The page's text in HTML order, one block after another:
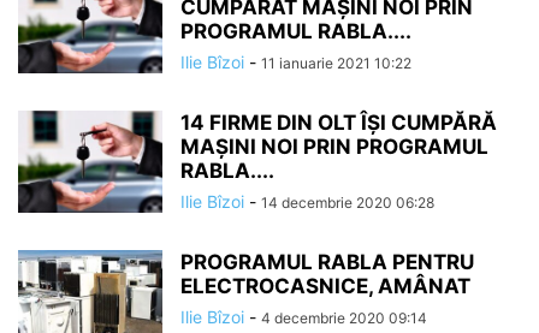
CUMPĂRAT MAȘINI NOI PRIN
PROGRAMUL RABLA....
Ilie Bîzoi - 11 ianuarie 2021 10:22
14 FIRME DIN OLT ÎȘI CUMPĂRĂ
MAȘINI NOI PRIN PROGRAMUL
RABLA....
Ilie Bîzoi - 14 decembrie 2020 06:28
PROGRAMUL RABLA PENTRU
ELECTROCASNICE, AMÂNAT
Ilie Bîzoi - 4 decembrie 2020 09:14